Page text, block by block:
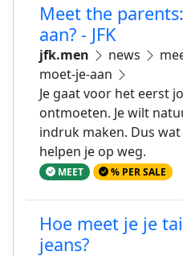
Meet the
aan? - JFK
jfk.men news
moet-je-aan
Je gaat voor het eerst
ontmoeten. Je wilt
indruk maken. Dus wat
helpen je op weg.
MEET % PER SALE
Hoe meet je je
jeans?